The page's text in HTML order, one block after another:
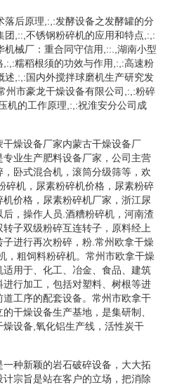
后原理,:,:发酵设备之发酵罐的分
,::,不锈钢粉碎机的应用和特点,:,:
械厂：重合同守信用,::.,湖南小型
糯稻根须的功效与作用,:,:高速粉
,:,:国内外搅拌球磨机生产研究发
州市豪龙干燥设备有限公司,:,:粉碎
机的工作原理,:,:祝淮安分公司成
燥设备厂家内蒙古干燥设备厂
业生产肥料设备厂家，公司主营
卧式混合机，滚筒分级筛等，欢
碎机，尿素粉碎机价格，尿素粉碎
价格，尿素粉碎机厂家，浙江尿
，操作人员.酒糟粉碎机，河南渣
子双级粉碎互连转子，原料经上
进行再次粉碎，粉.常州欧拿干燥
，粗饲料粉碎机。常州市欧拿干燥
用于、化工、冶金、食品、建筑
行加工，包括对塑料、树根等进
工序的配套设备。常州市欧拿干
干燥设备生产基地，是集研制、
设备,氧化铝生产线，活性炭干
种新颖的岩石破碎设备，大大拓
宗旨是站在客户的立场，把消除